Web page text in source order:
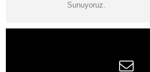
Sunuyoruz.